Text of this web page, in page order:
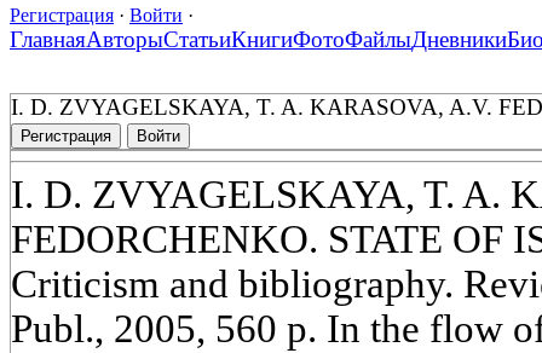
Регистрация · Войти ·
ГлавнаяАвторыСтатьиКнигиФотоФайлыДневники
I. D. ZVYAGELSKAYA, T. A. KARASOVA, A.V.
Регистрация Войти
I. D. ZVYAGELSKAYA, T. A.
FEDORCHENKO. STATE OF
Criticism and bibliography.
Publ., 2005, 560 p. In the flow